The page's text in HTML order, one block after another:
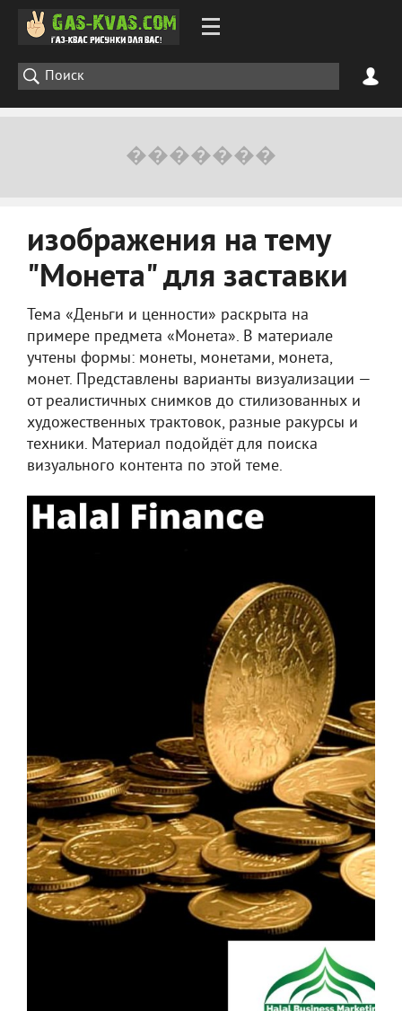
изображения на тему
"Монета" для заставки
Тема «Деньги и ценности» раскрыта на
примере предмета «Монета». В материале
учтены формы: монеты, монетами, монета,
монет. Представлены варианты визуализации —
от реалистичных снимков до стилизованных и
художественных трактовок, разные ракурсы и
техники. Материал подойдёт для поиска
визуального контента по этой теме.